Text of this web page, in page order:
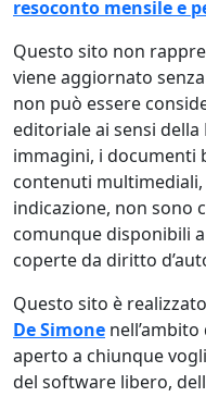
resoconto mensile e
Questo sito non
viene aggiornato
non può essere
editoriale ai sensi della
immagini, i documenti
contenuti
indicazione, non sono
comunque disponibili
coperte da diritto
Questo sito è
De Simone nell’ambito
aperto a chiunque
del software libero,